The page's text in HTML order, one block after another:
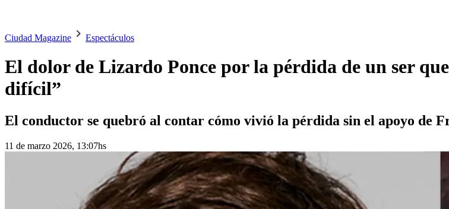
Ciudad Magazine Espectáculos
El dolor de Lizardo Ponce por la pérdida de un ser
difícil”
El conductor se quebró al contar cómo vivió la pérdida sin el apoyo de
11 de marzo 2026, 13:07hs